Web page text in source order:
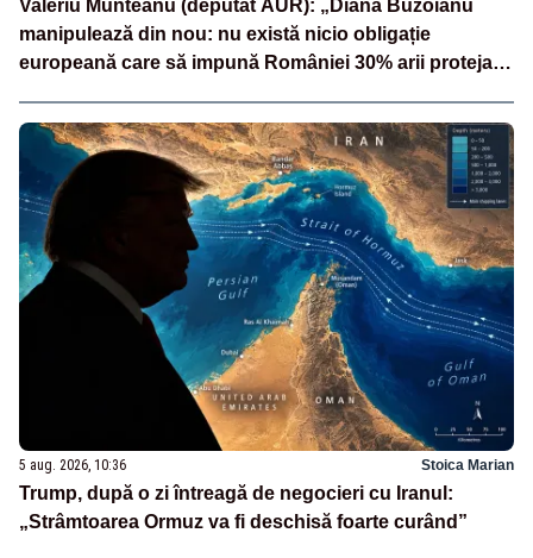
Valeriu Munteanu (deputat AUR): „Diana Buzoianu
manipulează din nou: nu există nicio obligație
europeană care să impună României 30% arii protejate
5 aug. 2026, 10:36 Stoica Marian
Trump, după o zi întreagă de negocieri cu Iranul:
„Strâmtoarea Ormuz va fi deschisă foarte curând”